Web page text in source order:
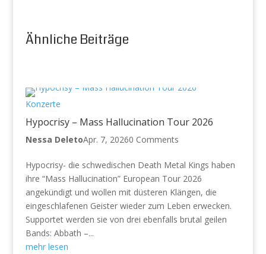
Ähnliche Beiträge
Konzerte
Hypocrisy – Mass Hallucination Tour 2026
Nessa DeletoApr. 7, 20260 Comments
Hypocrisy- die schwedischen Death Metal Kings haben
ihre “Mass Hallucination” European Tour 2026
angekündigt und wollen mit düsteren Klängen, die
eingeschlafenen Geister wieder zum Leben erwecken.
Supportet werden sie von drei ebenfalls brutal geilen
Bands: Abbath –...
mehr lesen